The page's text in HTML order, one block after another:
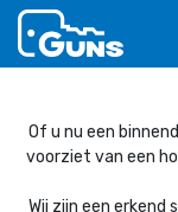
Overslaan naar
Of u nu een
voorziet van een
Wij zijn een